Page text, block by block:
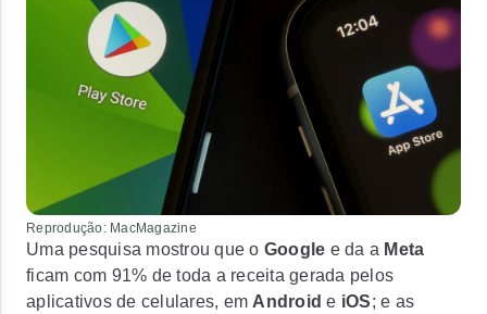
Reprodução: MacMagazine
Uma pesquisa mostrou que o Google e da a Meta
ficam com 91% de toda a receita gerada pelos
aplicativos de celulares, em Android e iOS; e as